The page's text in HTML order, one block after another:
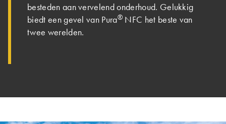
besteden aan vervelend onderhoud. Gelukkig
biedt een gevel van Pura® NFC het beste van
twee werelden.